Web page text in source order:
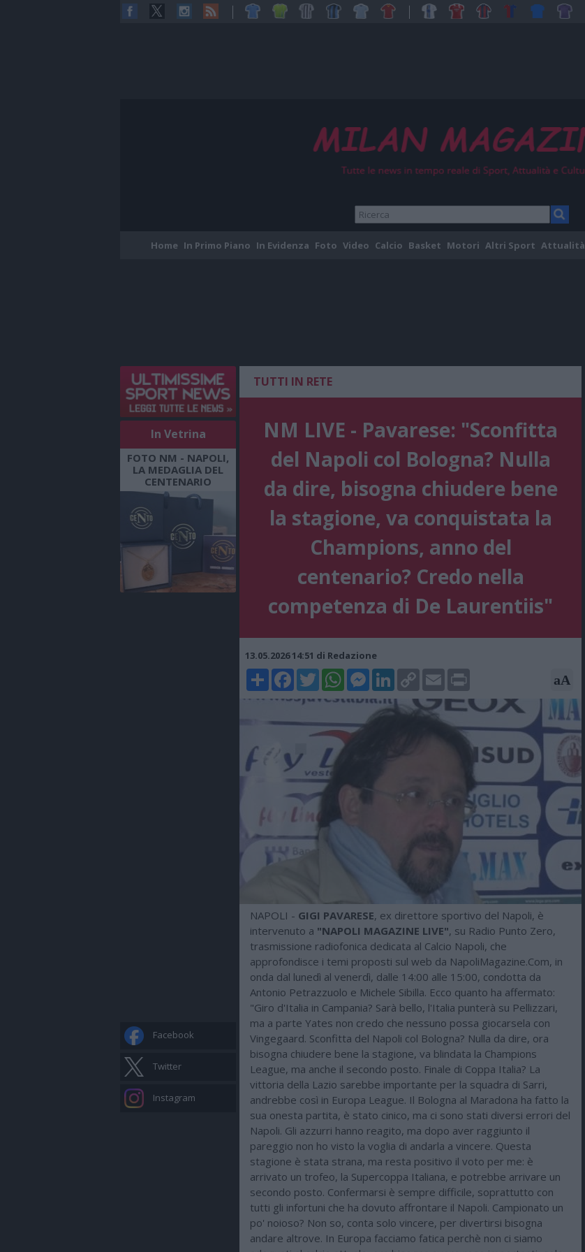
Home In Primo Piano In Evidenza Foto Video Calcio Basket Motori Altri Sport Attualità
In Vetrina
FOTO NM - NAPOLI,
LA MEDAGLIA DEL
CENTENARIO
Facebook
Twitter
Instagram
TUTTI IN RETE
NM LIVE - Pavarese: "Sconfitta
del Napoli col Bologna? Nulla
da dire, bisogna chiudere bene
la stagione, va conquistata la
Champions, anno del
centenario? Credo nella
competenza di De Laurentiis"
13.05.2026 14:51 di Redazione
ShareFacebookTwitterWhatsAppMessenger
LinkedIn
Copy
Link
Email Print aA
NAPOLI - GIGI PAVARESE, ex direttore sportivo del Napoli, è
intervenuto a "NAPOLI MAGAZINE LIVE", su Radio Punto Zero,
trasmissione radiofonica dedicata al Calcio Napoli, che
approfondisce i temi proposti sul web da NapoliMagazine.Com, in
onda dal lunedì al venerdì, dalle 14:00 alle 15:00, condotta da
Antonio Petrazzuolo e Michele Sibilla. Ecco quanto ha affermato:
"Giro d'Italia in Campania? Sarà bello, l'Italia punterà su Pellizzari,
ma a parte Yates non credo che nessuno possa giocarsela con
Vingegaard. Sconfitta del Napoli col Bologna? Nulla da dire, ora
bisogna chiudere bene la stagione, va blindata la Champions
League, ma anche il secondo posto. Finale di Coppa Italia? La
vittoria della Lazio sarebbe importante per la squadra di Sarri,
andrebbe così in Europa League. Il Bologna al Maradona ha fatto la
sua onesta partita, è stato cinico, ma ci sono stati diversi errori del
Napoli. Gli azzurri hanno reagito, ma dopo aver raggiunto il
pareggio non ho visto la voglia di andarla a vincere. Questa
stagione è stata strana, ma resta positivo il voto per me: è
arrivato un trofeo, la Supercoppa Italiana, e potrebbe arrivare un
secondo posto. Confermarsi è sempre difficile, soprattutto con
tutti gli infortuni che ha dovuto affrontare il Napoli. Campionato un
po' noioso? Non so, conta solo vincere, per divertirsi bisogna
andare altrove. In Europa facciamo fatica perchè non ci siamo